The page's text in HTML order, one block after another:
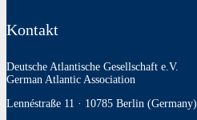
Kontakt
Deutsche Atlantische Gesellschaft e.V.
German Atlantic Association
Lennéstraße 11 · 10785 Berlin (Germany)